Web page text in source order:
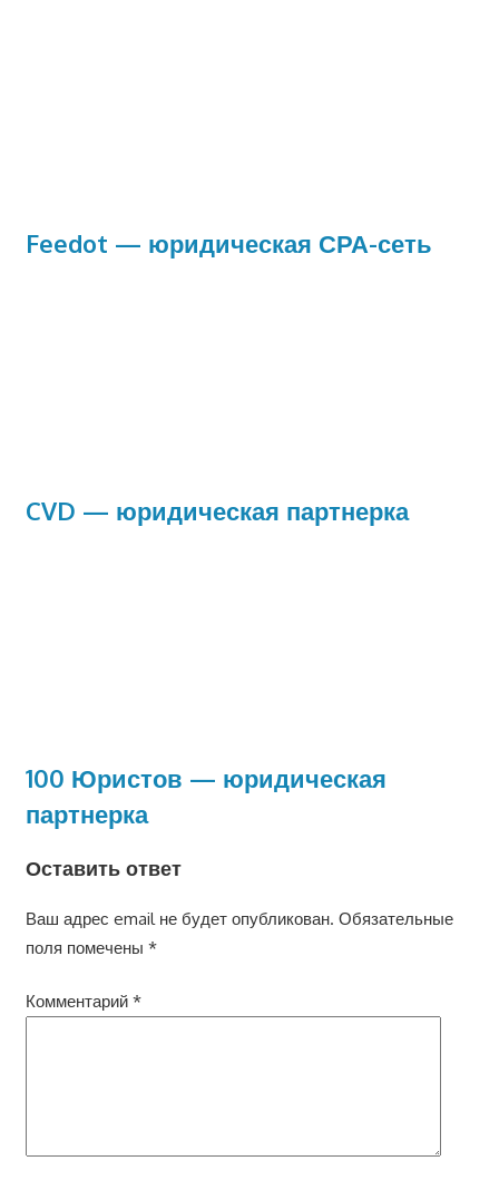
Feedot — юридическая СРА-сеть
CVD — юридическая партнерка
100 Юристов — юридическая
партнерка
Оставить ответ
Ваш адрес email не будет опубликован. Обязательные
поля помечены *
Комментарий *